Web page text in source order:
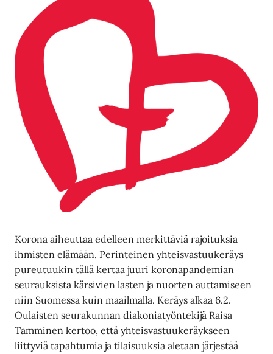
Korona aiheuttaa edelleen merkittäviä rajoituksia
ihmisten elämään. Perinteinen yhteisvastuukeräys
pureutuukin tällä kertaa juuri koronapandemian
seurauksista kärsivien lasten ja nuorten auttamiseen
niin Suomessa kuin maailmalla. Keräys alkaa 6.2.
Oulaisten seurakunnan diakoniatyöntekijä Raisa
Tamminen kertoo, että yhteisvastuukeräykseen
liittyviä tapahtumia ja tilaisuuksia aletaan järjestää